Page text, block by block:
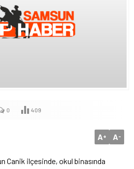
0 409
A+ A-
Canik ilçesinde, okul binasında